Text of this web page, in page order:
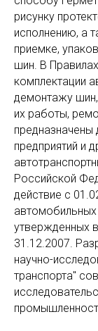
рисунку
исполнению, а
приемке,
шин. В
комплектации
демонтажу шин,
их работы,
предназначены
предприятий и
Российской
действие с
утвержденных
31.12.2007.
научно-
транспорта"